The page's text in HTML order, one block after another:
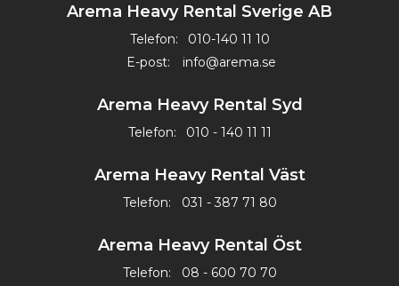
Arema Heavy Rental Sverige AB
Telefon:
010-140 11 10
E-post:
info@arema.se
Arema Heavy Rental Syd
Telefon: 010 - 140 11 11
Arema Heavy Rental Väst
Telefon: 031 - 387 71 80
Arema Heavy Rental Öst
Telefon: 08 - 600 70 70